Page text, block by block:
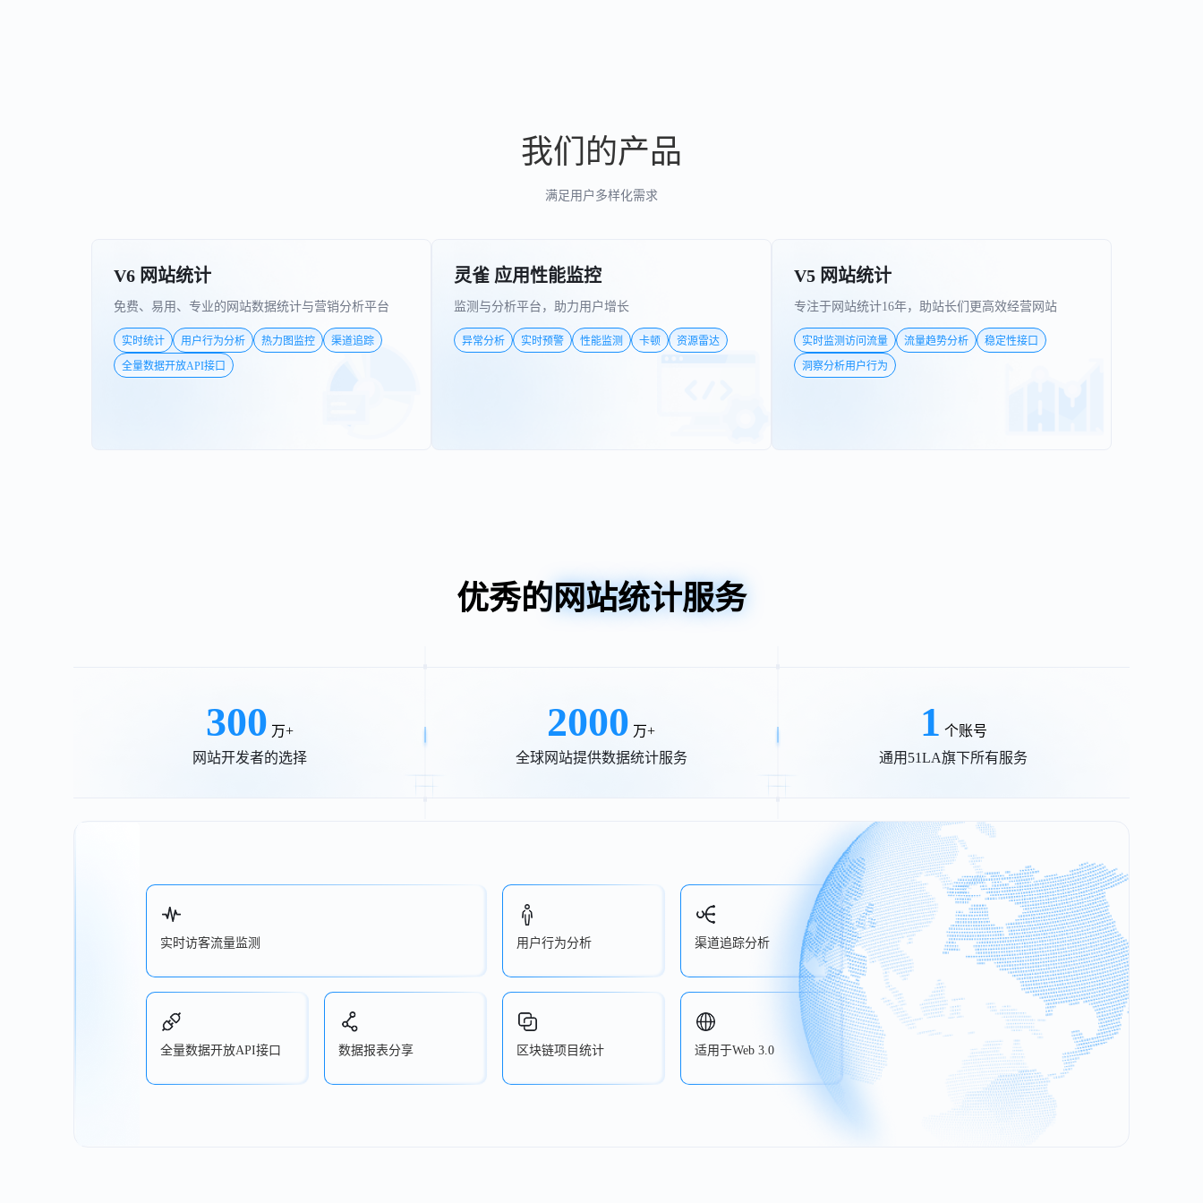
我们的产品
满足用户多样化需求
V6 网站统计
免费、易用、专业的网站数据统计与营销分析平台
实时统计 用户行为分析 热力图监控
渠道追踪
全量数据开放API接口
灵雀 应用性能监控
监测与分析平台，助力用户增长
异常分析 实时预警 性能监测 卡顿 资源雷达
V5 网站统计
专注于网站统计16年，助站长们更高效经营网站
实时监测访问流量 流量趋势分析
稳定性接口
洞察分析用户行为
优秀的 网站统计服务
300 万+
网站开发者的选择
2000 万+
全球网站提供数据统计服务
1 个账号
通用51LA旗下所有服务
实时访客流量监测 用户行为分析 渠道追踪分析
全量数据开放API接口 数据报表分享 区块链项目统计 适用于Web 3.0